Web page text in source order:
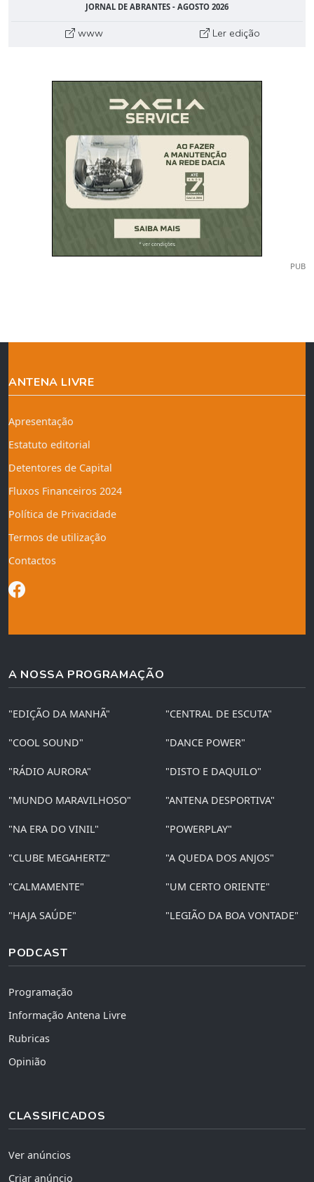
JORNAL DE ABRANTES - AGOSTO 2026
www Ler edição
PUB
ANTENA LIVRE
Apresentação
Estatuto editorial
Detentores de Capital
Fluxos Financeiros 2024
Política de Privacidade
Termos de utilização
Contactos
A NOSSA PROGRAMAÇÃO
"EDIÇÃO DA MANHÃ" "CENTRAL DE ESCUTA"
"COOL SOUND" "DANCE POWER"
"RÁDIO AURORA" "DISTO E DAQUILO"
"MUNDO MARAVILHOSO" "ANTENA DESPORTIVA"
"NA ERA DO VINIL" "POWERPLAY"
"CLUBE MEGAHERTZ" "A QUEDA DOS ANJOS"
"CALMAMENTE" "UM CERTO ORIENTE"
"HAJA SAÚDE" "LEGIÃO DA BOA VONTADE"
PODCAST
Programação
Informação Antena Livre
Rubricas
Opinião
CLASSIFICADOS
Ver anúncios
Criar anúncio